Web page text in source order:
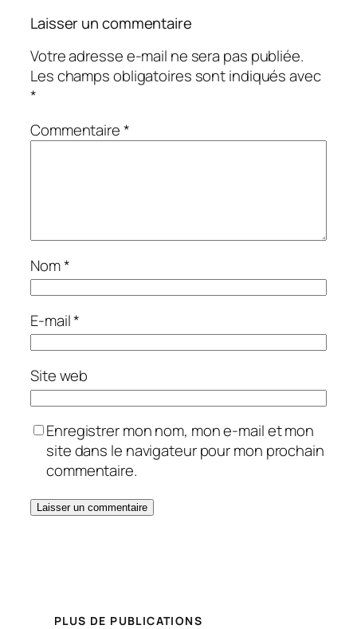
Laisser un commentaire
Votre adresse e-mail ne sera pas publiée.
Les champs obligatoires sont indiqués avec
*
Commentaire*
Nom*
E-mail*
Site web
Enregistrer mon nom, mon e-mail et mon
site dans le navigateur pour mon prochain
commentaire.
PLUS DE PUBLICATIONS